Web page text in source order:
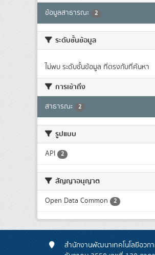
ข้อมูลสาธารณะ 2
ระดับชั้นข้อมูล
ไม่พบ ระดับชั้นข้อมูล ที่ตรงกับที่ค้นหา
การเข้าถึง
สาธารณะ 2
รูปแบบ
API 2
สัญญาอนุญาต
Open Data Common 2
สำนักงานพัฒนาเทคโนโลยีอวก